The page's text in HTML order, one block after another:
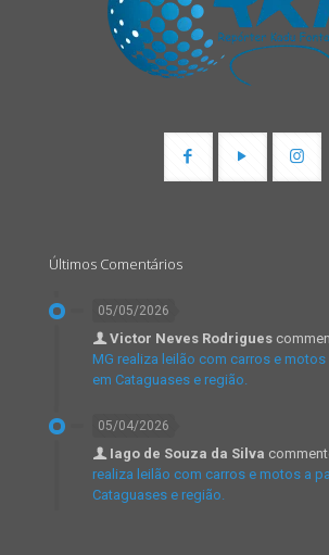
Últimos Comentários
05/05/2026
Victor Neves Rodrigues
MG realiza leilão com carros e motos
em Cataguases e região.
05/04/2026
Iago de Souza da Silva
realiza leilão com carros e motos a
Cataguases e região.